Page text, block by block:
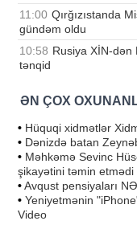
11:00 Qırğızıstanda
gündəm oldu
10:58 Rusiya XİN-dən
tənqid
ƏN ÇOX
• Hüquqi xidmətlər
• Dənizdə batan
• Məhkəmə Sevinc
şikayətini təmin etmədi
•Avqust pensiyaları
• Yeniyetmənin
Video